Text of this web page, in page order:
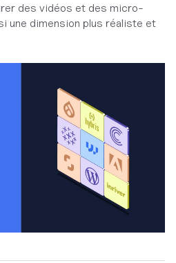
des vidéos et des micro-
une dimension plus réaliste et